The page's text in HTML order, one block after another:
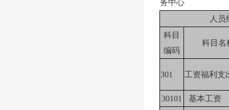
务中心
人员
科目
编码
科目名
301 工资福利支
30101
基本工资